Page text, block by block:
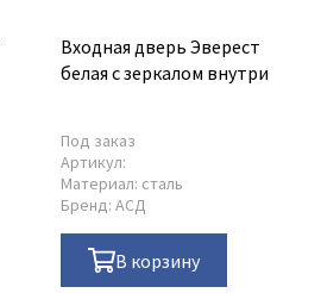
Входная дверь Эверест
белая с зеркалом внутри
Под заказ
Артикул:
Материал: сталь
Бренд: АСД
В корзину